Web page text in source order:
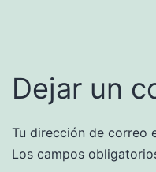
Dejar un
Tu dirección de correo
Los campos